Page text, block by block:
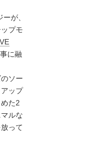
が、
プモ
に融
ソー
ップ
た2
ルな
って